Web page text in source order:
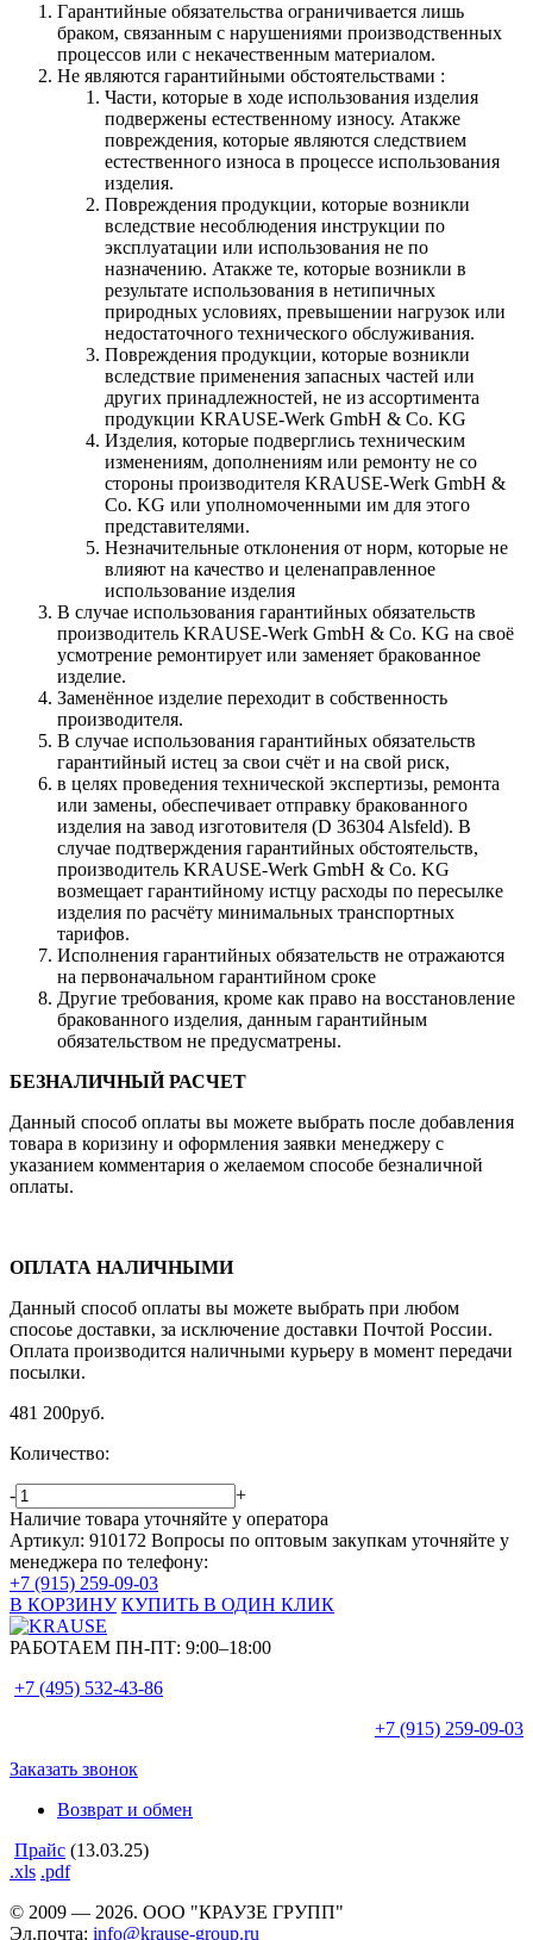
Гарантийные обязательства ограничивается лишь
браком, связанным с нарушениями производственных
процессов или с некачественным материалом.
Не являются гарантийными обстоятельствами :
Части, которые в ходе использования изделия
подвержены естественному износу. Атакже
повреждения, которые являются следствием
естественного износа в процессе использования
изделия.
Повреждения продукции, которые возникли
вследствие несоблюдения инструкции по
эксплуатации или использования не по
назначению. Атакже те, которые возникли в
результате использования в нетипичных
природных условиях, превышении нагрузок или
недостаточного технического обслуживания.
Повреждения продукции, которые возникли
вследствие применения запасных частей или
других принадлежностей, не из ассортимента
продукции KRAUSE-Werk GmbH & Со. KG
Изделия, которые подверглись техническим
изменениям, дополнениям или ремонту не со
стороны производителя KRAUSE-Werk GmbH &
Со. KG или уполномоченными им для этого
представителями.
Незначительные отклонения от норм, которые не
влияют на качество и целенаправленное
использование изделия
В случае использования гарантийных обязательств
производитель KRAUSE-Werk GmbH & Со. KG на своё
усмотрение ремонтирует или заменяет бракованное
изделие.
Заменённое изделие переходит в собственность
производителя.
В случае использования гарантийных обязательств
гарантийный истец за свои счёт и на свой риск,
в целях проведения технической экспертизы, ремонта
или замены, обеспечивает отправку бракованного
изделия на завод изготовителя (D 36304 Alsfeld). В
случае подтверждения гарантийных обстоятельств,
производитель KRAUSE-Werk GmbH & Со. KG
возмещает гарантийному истцу расходы по пересылке
изделия по расчёту минимальных транспортных
тарифов.
Исполнения гарантийных обязательств не отражаются
на первоначальном гарантийном сроке
Другие требования, кроме как право на восстановление
бракованного изделия, данным гарантийным
обязательством не предусматрены.
БЕЗНАЛИЧНЫЙ РАСЧЕТ
Данный способ оплаты вы можете выбрать после добавления
товара в коризину и оформления заявки менеджеру c
указанием комментария о желаемом способе безналичной
оплаты.
ОПЛАТА НАЛИЧНЫМИ
Данный способ оплаты вы можете выбрать при любом
спосоье доставки, за исключение доставки Почтой России.
Оплата производится наличными курьеру в момент передачи
посылки.
481 200руб.
Количество:
-
+
Наличие товара уточняйте у оператора
Артикул: 910172 Вопросы по оптовым закупкам уточняйте у
менеджера по телефону:
+7 (915) 259-09-03
В КОРЗИНУ КУПИТЬ В ОДИН КЛИК
РАБОТАЕМ ПН-ПТ: 9:00–18:00
+7 (495) 532-43-86
+7 (915) 259-09-03
Заказать звонок
Возврат и обмен
Прайс (13.03.25)
.xls .pdf
© 2009 — 2026. ООО "КРАУЗЕ ГРУПП"
Эл.почта: info@krause-group.ru